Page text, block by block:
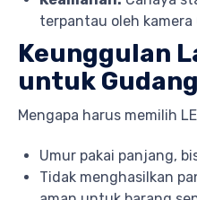
terpantau oleh kamera
Keunggulan
untuk
Mengapa harus memilih
Umur pakai panjang,
Tidak menghasilkan